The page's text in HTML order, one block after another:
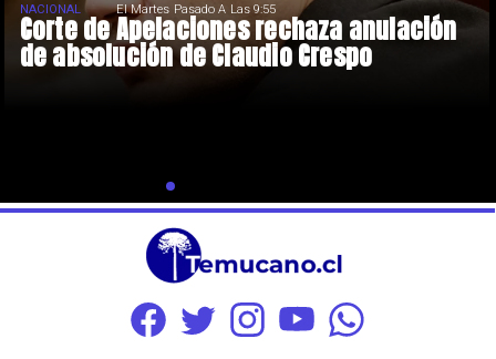
Corte de Apelaciones rechaza anulación
de absolución de Claudio Crespo
NACIONAL El Martes Pasado A Las 9:55